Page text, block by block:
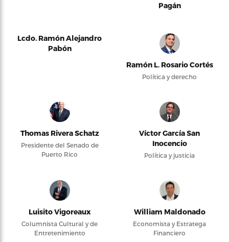
Pagán
Lcdo. Ramón Alejandro
Pabón
Ramón L. Rosario Cortés
Política y derecho
Thomas Rivera Schatz
Presidente del Senado de
Puerto Rico
Víctor García San
Inocencio
Política y justicia
Luisito Vigoreaux
Columnista Cultural y de
Entretenimiento
William Maldonado
Economista y Estratega
Financiero